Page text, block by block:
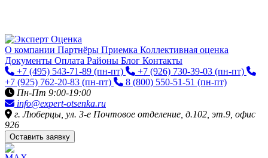
О компании Партнёры Приемка Коллективная оценка
Документы Оплата Районы Блог Контакты
+7 (495) 543-71-89 (пн-пт) +7 (926) 730-39-03 (пн-пт)
+7 (925) 762-20-83 (пн-пт) 8 (800) 550-51-51 (пн-пт)
Пн-Пт 9:00-19:00
info@expert-otsenka.ru
г. Люберцы, ул. 3-е Почтовое отделение, д.102, эт.9, офис
926
Оставить заявку